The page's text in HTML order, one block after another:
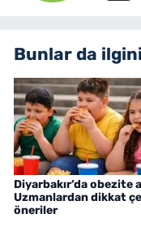
Bunlar da
Diyarbakır’da obezite
Uzmanlardan dikkat
öneriler